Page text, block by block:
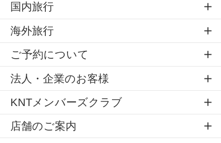
国内旅行
海外旅行
ご予約について
法人・企業のお客様
KNTメンバーズクラブ
店舗のご案内